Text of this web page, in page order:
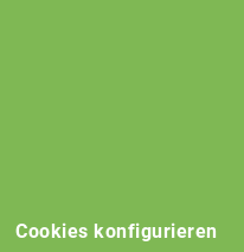
Cookies konfigurieren